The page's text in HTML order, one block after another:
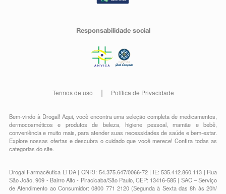
Responsabilidade social
Termos de uso Política de Privacidade
Bem-vindo à Drogal! Aqui, você encontra uma seleção completa demedicamentos
dermocosméticos e produtos de beleza,higiene pessoal,mamãe e bebê
conveniênciae muito mais, para atender suas necessidades de saúde e bem-estar.
Explore nossas ofertas e descubra o cuidado que você merece!Confira todas as
categorias do site.
Drogal Farmacêutica LTDA | CNPJ: 54.375.647/0066-72 | IE: 535.412.860.113 | Rua
São João, 909 - Bairro Alto - Piracicaba/São Paulo, CEP: 13416-585 | SAC – Serviço
de Atendimento ao Consumidor: 0800 771 2120 (Segunda à Sexta das 8h às 20h/